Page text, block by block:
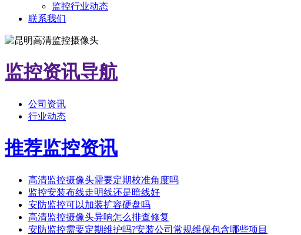
监控行业动态
联系我们
监控资讯导航
公司资讯
行业动态
推荐监控资讯
高清监控摄像头需要定期校准角度吗
监控安装布线走明线还是暗线好
安防监控可以加装扩容硬盘吗
高清监控摄像头异响怎么排查修复
安防监控需要定期维护吗?安装公司常规维保包含哪些项目